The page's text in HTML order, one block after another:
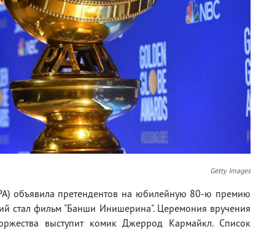
Getty Images
объявила претендентов на юбилейную 80-ю премию
стал фильм "Банши Инишерина". Церемония вручения
выступит комик Джеррод Кармайкл. Список